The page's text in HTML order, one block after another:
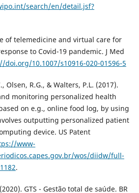
search/en/detail.jsf?
of telemedicine and virtual care for
to Covid-19 pandemic. J Med
doi.org/10.1007/s10916-020-01596-5
Olsen, R.G., & Walters, P.L. (2017).
monitoring personalized health
on e.g., online food log, by using
outputting personalized patient
device. US Patent
www-
wos/diidw/full-
.
GTS - Gestão total de saúde. BR